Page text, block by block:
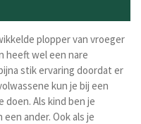
plopper van vroeger
heeft wel een nare
stik ervaring doordat er
kun je bij een
Als kind ben je
ander. Ook als je